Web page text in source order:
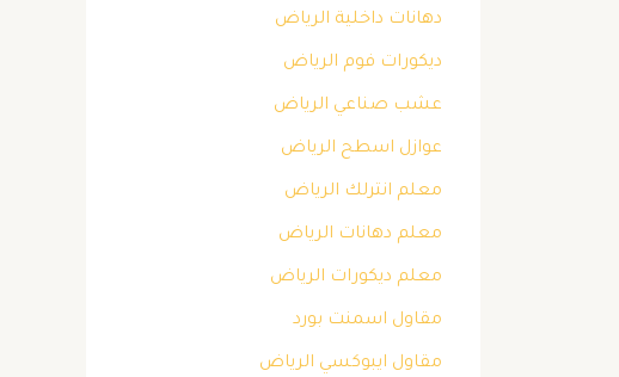
دهانات داخلية الرياض
ديكورات فوم الرياض
عشب صناعي الرياض
عوازل اسطح الرياض
معلم انترلك الرياض
معلم دهانات الرياض
معلم ديكورات الرياض
مقاول اسمنت بورد
مقاول ايبوكسي الرياض